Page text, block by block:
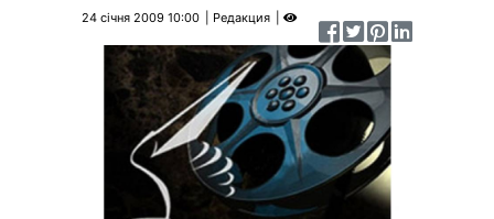
24 січня 2009 10:00 Редакция